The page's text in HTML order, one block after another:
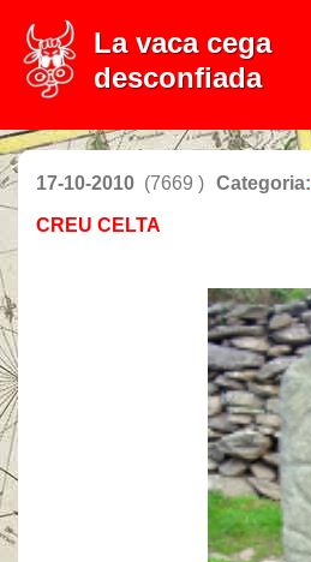
La vaca cega
desconfiada
17-10-2010 (7669 ) Categoria:
CREU CELTA